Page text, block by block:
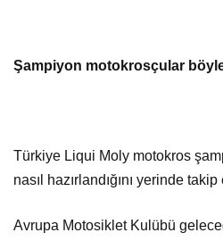
Şampiyon motokrosçular
Türkiye Liqui Moly motokros
nasıl hazırlandığını yerinde takip
Avrupa Motosiklet Kulübü